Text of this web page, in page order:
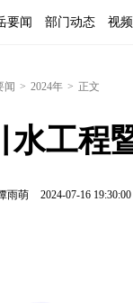
要闻 部门动态 视
闻 > 2024年 > 正文
工程
雨萌 2024-07-16 19:30:00